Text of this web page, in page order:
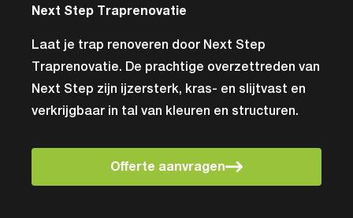
Next Step Traprenovatie
Laat je trap renoveren door Next Step
Traprenovatie. De prachtige overzettreden van
Next Step zijn ijzersterk, kras- en slijtvast en
verkrijgbaar in tal van kleuren en structuren.
Offerte aanvragen